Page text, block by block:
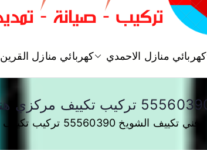
كهربائي منازل
فني كهربائي منازل الكويتكهربائي منازل الاحمدي كهربائي منازل القرين
فني تكييف الشويخ 55560390 تركيب تكييف مركزي هندي الكويت